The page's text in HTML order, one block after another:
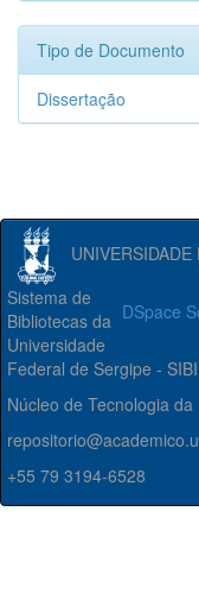
Tipo de Documento
Dissertação
DSpace
Sistema de
Bibliotecas da
Universidade
Federal de Sergipe -
Núcleo de Tecnologia
+55 79 3194-6528